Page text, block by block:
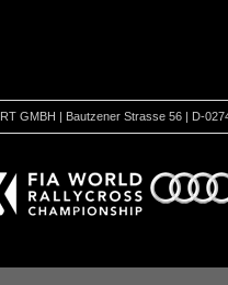
GMBH | Bautzener Strasse 56 | D-